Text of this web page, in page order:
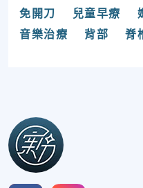
免開刀
兒童早療
音樂治療
背部 脊